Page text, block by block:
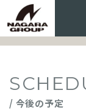
/ 今後の予定